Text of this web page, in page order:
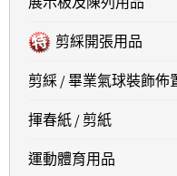
剪綵開張用品
剪綵 / 畢業氣球裝飾佈
揮春紙 / 剪紙
運動體育用品